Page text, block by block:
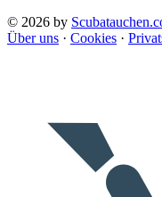
© 2026 by
Über uns · Cookies ·